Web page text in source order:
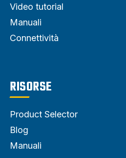
Video tutorial
Manuali
Connettività
RISORSE
Product Selector
Blog
Manuali